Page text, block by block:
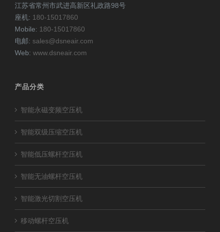
江苏省常州市武进高新区礼政路98号
座机: 180-15017860
Mobile: 180-15017860
电邮: sales@dsneair.com
Web: www.dsneair.com
产品分类
智能永磁变频空压机
智能双级压缩空压机
智能低压螺杆空压机
智能无油螺杆空压机
智能激光切割空压机
移动螺杆空压机